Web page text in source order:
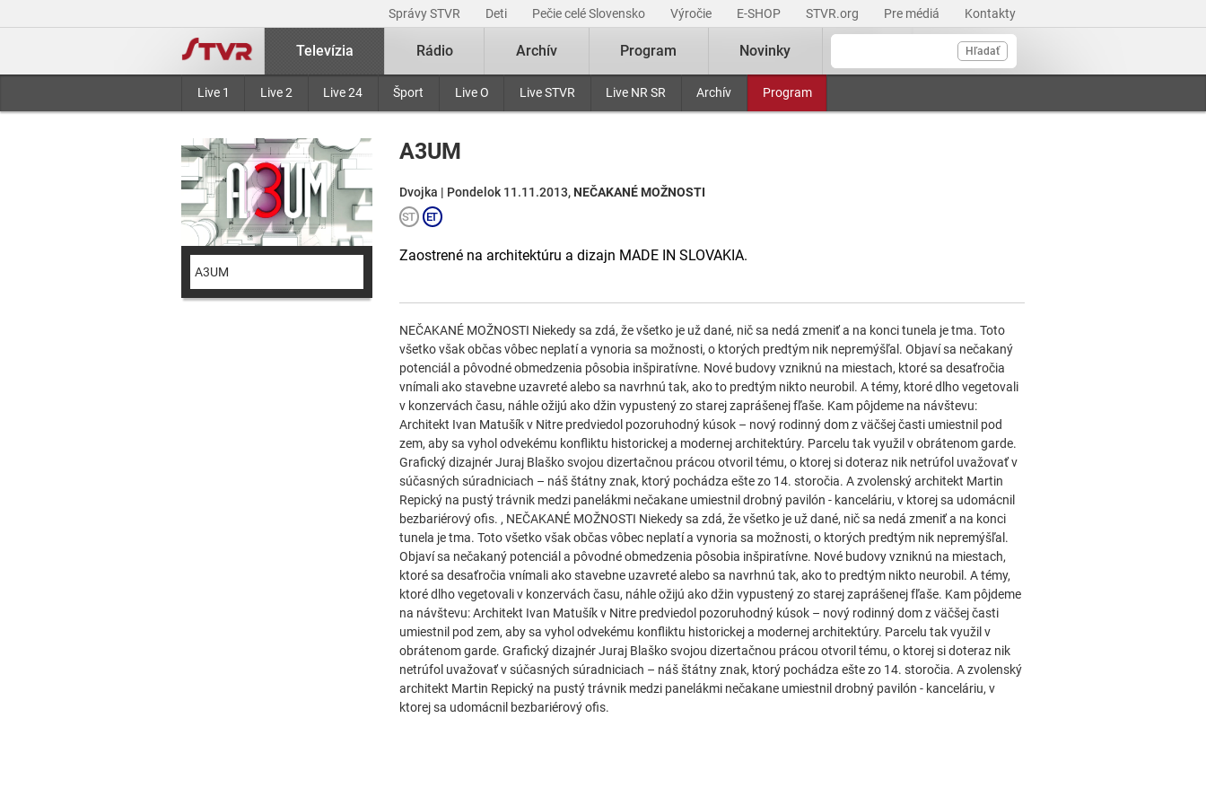
Správy STVR Deti Pečie celé Slovensko Výročie E-SHOP STVR.org Pre médiá Kontakty
Hľadať
Televízia
Live 1 Live 2 Live 24 Šport Live O Live STVR Live NR SR Archív Program
Rádio Archív Program Novinky
A3UM
A3UM
Dvojka | Pondelok 11.11.2013, NEČAKANÉ MOŽNOSTI
Zaostrené na architektúru a dizajn MADE IN SLOVAKIA.
NEČAKANÉ MOŽNOSTI Niekedy sa zdá, že všetko je už dané, nič sa nedá zmeniť a na konci tunela je tma. Toto
všetko však občas vôbec neplatí a vynoria sa možnosti, o ktorých predtým nik nepremýšľal. Objaví sa nečakaný
potenciál a pôvodné obmedzenia pôsobia inšpiratívne. Nové budovy vzniknú na miestach, ktoré sa desaťročia
vnímali ako stavebne uzavreté alebo sa navrhnú tak, ako to predtým nikto neurobil. A témy, ktoré dlho vegetovali
v konzervách času, náhle ožijú ako džin vypustený zo starej zaprášenej fľaše. Kam pôjdeme na návštevu:
Architekt Ivan Matušík v Nitre predviedol pozoruhodný kúsok – nový rodinný dom z väčšej časti umiestnil pod
zem, aby sa vyhol odvekému konfliktu historickej a modernej architektúry. Parcelu tak využil v obrátenom garde.
Grafický dizajnér Juraj Blaško svojou dizertačnou prácou otvoril tému, o ktorej si doteraz nik netrúfol uvažovať v
súčasných súradniciach – náš štátny znak, ktorý pochádza ešte zo 14. storočia. A zvolenský architekt Martin
Repický na pustý trávnik medzi panelákmi nečakane umiestnil drobný pavilón - kanceláriu, v ktorej sa udomácnil
bezbariérový ofis. , NEČAKANÉ MOŽNOSTI Niekedy sa zdá, že všetko je už dané, nič sa nedá zmeniť a na konci
tunela je tma. Toto všetko však občas vôbec neplatí a vynoria sa možnosti, o ktorých predtým nik nepremýšľal.
Objaví sa nečakaný potenciál a pôvodné obmedzenia pôsobia inšpiratívne. Nové budovy vzniknú na miestach,
ktoré sa desaťročia vnímali ako stavebne uzavreté alebo sa navrhnú tak, ako to predtým nikto neurobil. A témy,
ktoré dlho vegetovali v konzervách času, náhle ožijú ako džin vypustený zo starej zaprášenej fľaše. Kam pôjdeme
na návštevu: Architekt Ivan Matušík v Nitre predviedol pozoruhodný kúsok – nový rodinný dom z väčšej časti
umiestnil pod zem, aby sa vyhol odvekému konfliktu historickej a modernej architektúry. Parcelu tak využil v
obrátenom garde. Grafický dizajnér Juraj Blaško svojou dizertačnou prácou otvoril tému, o ktorej si doteraz nik
netrúfol uvažovať v súčasných súradniciach – náš štátny znak, ktorý pochádza ešte zo 14. storočia. A zvolenský
architekt Martin Repický na pustý trávnik medzi panelákmi nečakane umiestnil drobný pavilón - kanceláriu, v
ktorej sa udomácnil bezbariérový ofis.